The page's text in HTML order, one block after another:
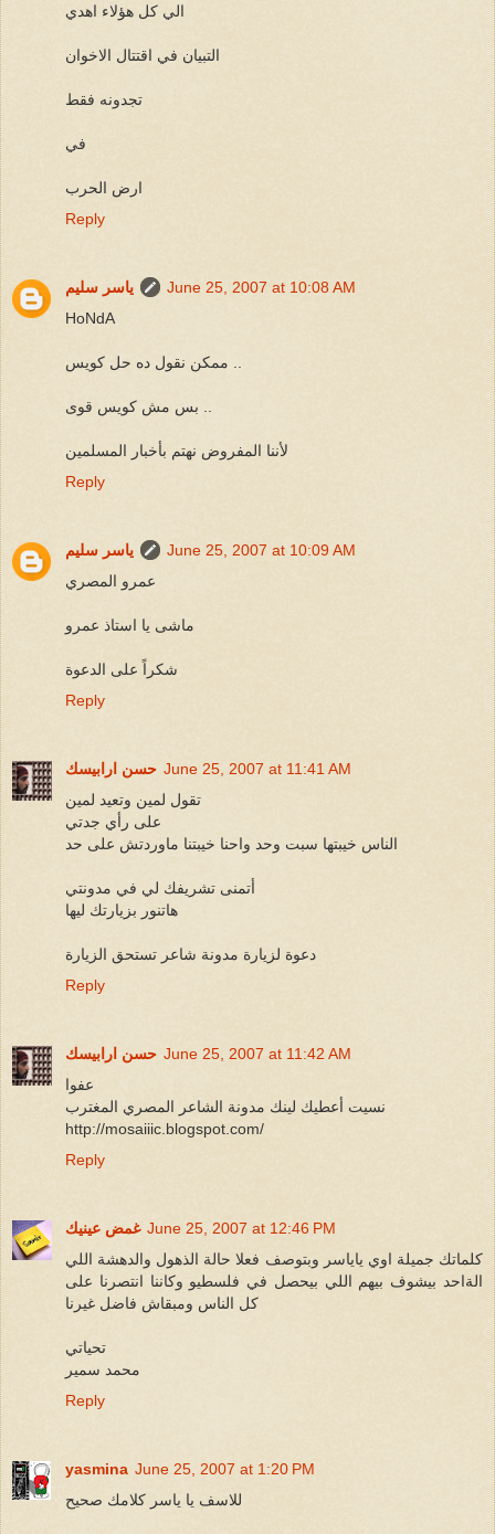
الي كل هؤلاء اهدي
التبيان في اقتتال الاخوان
تجدونه فقط
في
ارض الحرب
Reply
ياسر سليم
June 25, 2007 at 10:08 AM
HoNdA
ممكن نقول ده حل كويس ..
بس مش كويس قوى ..
لأننا المفروض نهتم بأخبار المسلمين
Reply
ياسر سليم
June 25, 2007 at 10:09 AM
عمرو المصري
ماشى يا استاذ عمرو
شكراً على الدعوة
Reply
حسن ارابيسك June 25, 2007 at 11:41 AM
تقول لمين وتعيد لمين
على رأي جدتي
الناس خيبتها سبت وحد واحنا خيبتنا ماوردتش على حد
أتمنى تشريفك لي في مدونتي
هاتنور بزيارتك ليها
دعوة لزيارة مدونة شاعر تستحق الزيارة
Reply
حسن ارابيسك June 25, 2007 at 11:42 AM
عفوا
نسيت أعطيك لينك مدونة الشاعر المصري المغترب
http://mosaiiic.blogspot.com/
Reply
غمض عينيك June 25, 2007 at 12:46 PM
كلماتك جميلة اوي ياياسر وبتوصف فعلا حالة الذهول والدهشة اللي
الةاحد بيشوف بيهم اللي بيحصل في فلسطيو وكاننا انتصرنا على
كل الناس ومبقاش فاضل غيرنا
تحياتي
محمد سمير
Reply
yasmina June 25, 2007 at 1:20 PM
للاسف يا ياسر كلامك صحيح